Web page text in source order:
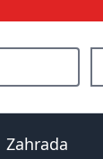
Zahrada